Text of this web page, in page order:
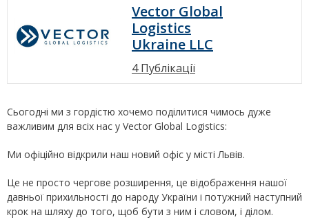
Vector Global
Logistics
Ukraine LLC
4 Публікації
Сьогодні ми з гордістю хочемо поділитися чимось дуже
важливим для всіх нас у Vector Global Logistics:
Ми офіційно відкрили наш новий офіс у місті Львів.
Це не просто чергове розширення, це відображення нашої
давньої прихильності до народу України і потужний наступний
крок на шляху до того, щоб бути з ним і словом, і ділом.